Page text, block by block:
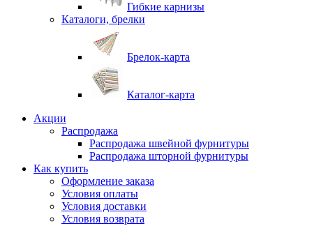
Гибкие карнизы
Каталоги, брелки
Брелок-карта
Каталог-карта
Акции
Распродажа
Распродажа швейной фурнитуры
Распродажа шторной фурнитуры
Как купить
Оформление заказа
Условия оплаты
Условия доставки
Условия возврата